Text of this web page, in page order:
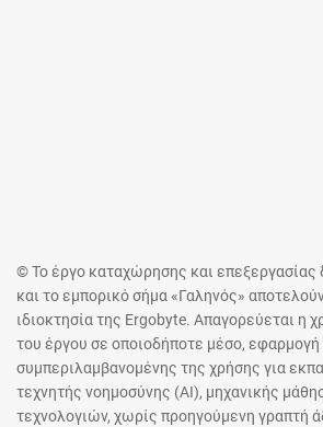
© Το έργο καταχώρησης και
και το εμπορικό σήμα «Γαληνός»
ιδιοκτησία της Ergobyte. Απαγορεύεται η
του έργου σε οποιοδήποτε μέσο,
συμπεριλαμβανομένης της χρήσης για
τεχνητής νοημοσύνης (AI), μηχανικής
τεχνολογιών, χωρίς προηγούμενη γραπτή